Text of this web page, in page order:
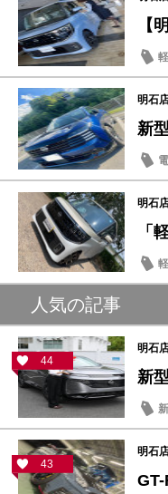
【
明石
新
明石
「
人気の記事
44
明石
新
43
明石